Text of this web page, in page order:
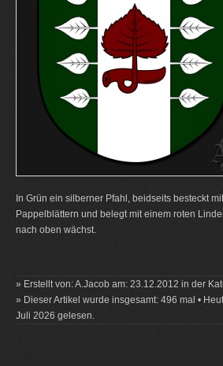
In Grün ein silberner Pfahl, beidseits besteckt
Pappelblättern und belegt mit einem roten
nach oben wächst.
» Erstellt von: A.Jacob am: 23.12.2012 in der
» Dieser Artikel wurde insgesamt: 496 mal •
Juli 2026 gelesen.